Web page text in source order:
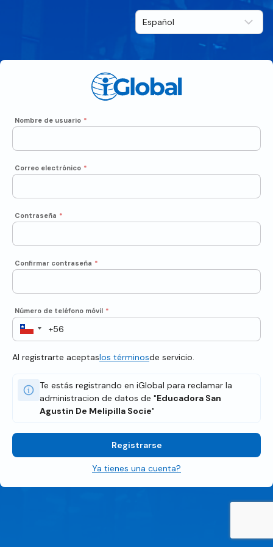
Nombre de usuario *
Correo electrónico *
Contraseña *
Confirmar contraseña *
Número de teléfono móvil *
Al registrarte aceptaslos términosde servicio.
Te estás registrando en iGlobal para reclamar la
administracion de datos de "Educadora San
Agustin De Melipilla Socie"
Registrarse
Ya tienes una cuenta?